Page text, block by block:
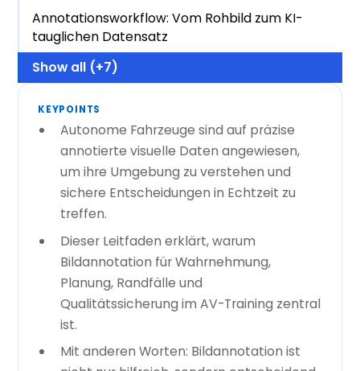
Annotationsworkflow: Vom Rohbild zum KI-
tauglichen Datensatz
Show all (+7)
KEYPOINTS
Autonome Fahrzeuge sind auf präzise
annotierte visuelle Daten angewiesen,
um ihre Umgebung zu verstehen und
sichere Entscheidungen in Echtzeit zu
treffen.
Dieser Leitfaden erklärt, warum
Bildannotation für Wahrnehmung,
Planung, Randfälle und
Qualitätssicherung im AV-Training zentral
ist.
Mit anderen Worten: Bildannotation ist